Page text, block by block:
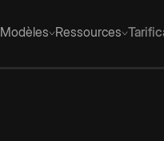
Modèles Ressources